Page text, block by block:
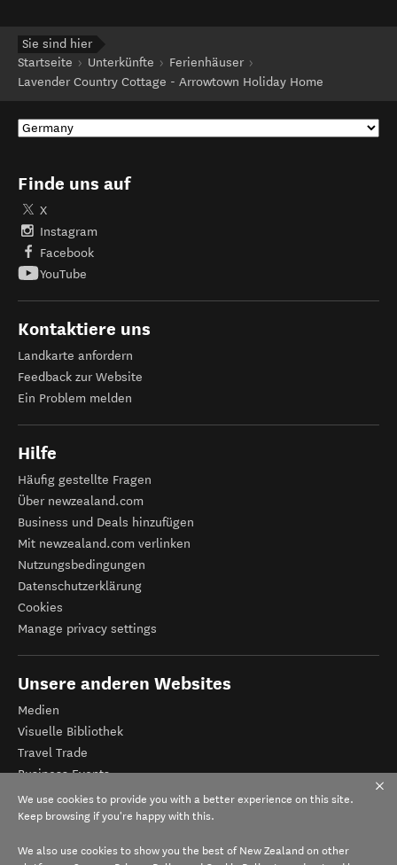
Sie sind hier
Startseite
Unterkünfte
Ferienhäuser
Lavender Country Cottage - Arrowtown Holiday Home
Finde uns auf
X
Instagram
Facebook
YouTube
Kontaktiere uns
Landkarte anfordern
Feedback zur Website
Ein Problem melden
Hilfe
Häufig gestellte Fragen
Über newzealand.com
Business und Deals hinzufügen
Mit newzealand.com verlinken
Nutzungsbedingungen
Datenschutzerklärung
Cookies
Manage privacy settings
Unsere anderen Websites
Medien
Visuelle Bibliothek
Travel Trade
Business Events
Tourismus Neuseeland
Veranstalter-Registrierung
We use cookies to provide you with a better experience on this site.
Keep browsing if you're happy with this.
We also use cookies to show you the best of New Zealand on other